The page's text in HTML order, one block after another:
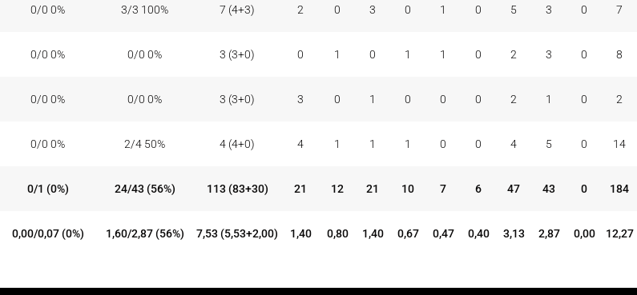
0/0 0% 3/3 100% 7 (4+3) 2 0 3 0 1 0 5 3 0 7
0/0 0% 0/0 0% 3 (3+0) 0 1 0 1 1 0 2 3 0 8
0/0 0% 0/0 0% 3 (3+0) 3 0 1 0 0 0 2 1 0 2
0/0 0% 2/4 50% 4 (4+0) 4 1 1 1 0 0 4 5 0 14
0/1 (0%) 24/43 (56%) 113 (83+30) 21 12 21 10 7 6 47 43 0 184
0,00/0,07 (0%) 1,60/2,87 (56%) 7,53 (5,53+2,00) 1,40 0,80 1,40 0,67 0,47 0,40 3,13 2,87 0,00 12,27